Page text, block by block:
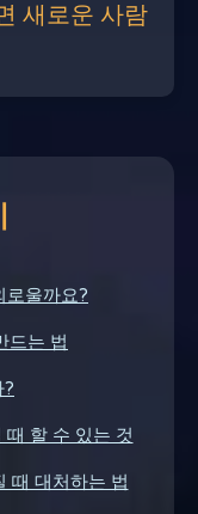
새로운 사람
로울까요?
드는 법
할 수 있는 것
때 대처하는 법